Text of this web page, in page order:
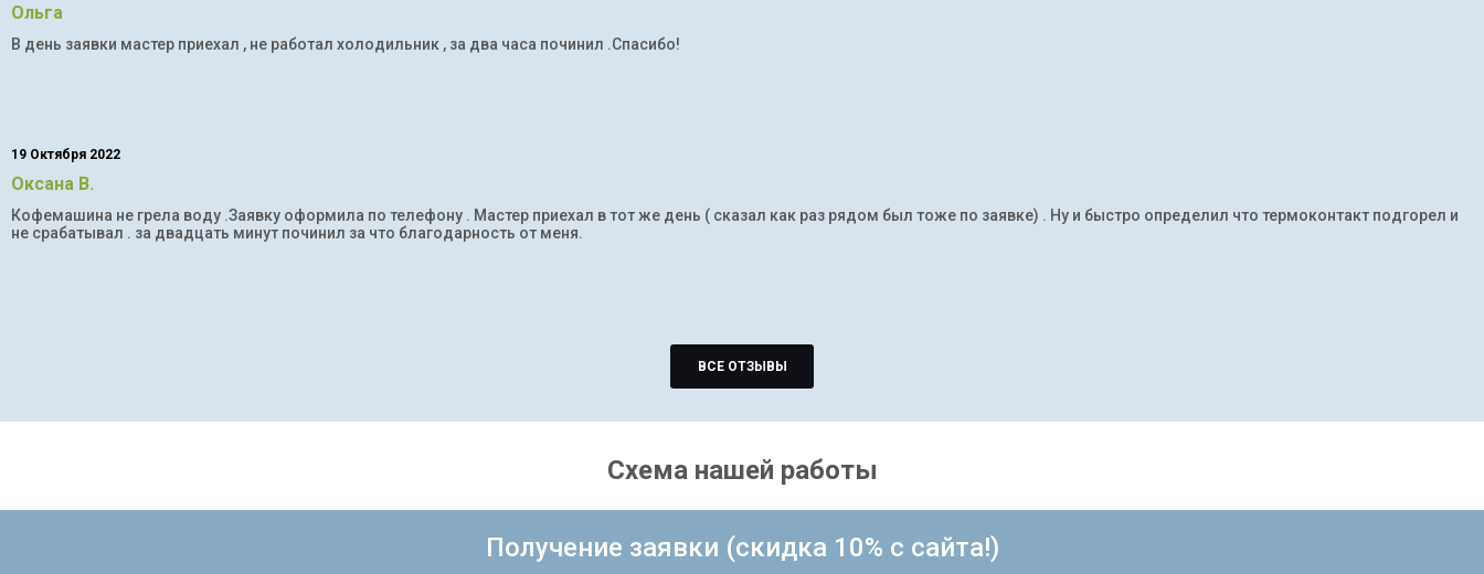
Ольга
В день заявки мастер приехал , не работал холодильник , за два часа починил .Спасибо!
19 Октября 2022
Оксана В.
Кофемашина не грела воду .Заявку оформила по телефону . Мастер приехал в тот же день ( сказал как раз рядом был тоже по заявке) . Ну и быстро определил что термоконтакт подгорел и
не срабатывал . за двадцать минут починил за что благодарность от меня.
ВСЕ ОТЗЫВЫ
Схема нашей работы
Получение заявки (скидка 10% с сайта!)